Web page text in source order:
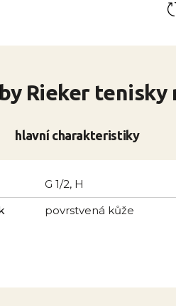
Rieker tenisky
hlavní charakteristiky
G 1/2, H
povrstvená kůže